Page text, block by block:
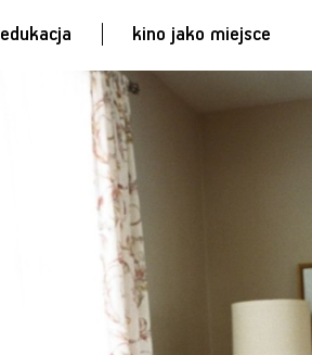
edukacja kino jako miejsce